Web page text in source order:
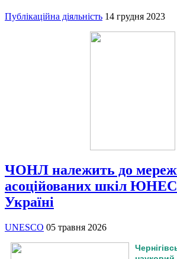
Публікаційна діяльність 14 грудня 2023
ЧОНЛ належить до
асоційованих шкіл
Україні
UNESCO 05 травня 2026